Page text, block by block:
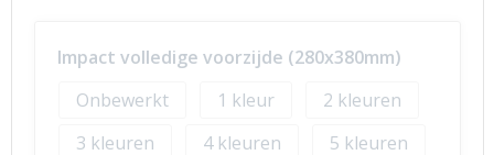
Impact volledige voorzijde (280x380mm)
Onbewerkt
1
2
3
4 5